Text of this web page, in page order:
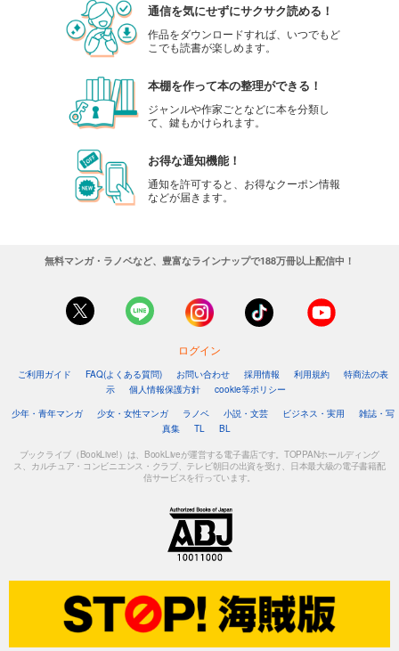
通信を気にせずにサクサク読める！
作品をダウンロードすれば、いつでもど
こでも読書が楽しめます。
本棚を作って本の整理ができる！
ジャンルや作家ごとなどに本を分類し
て、鍵もかけられます。
お得な通知機能！
通知を許可すると、お得なクーポン情報
などが届きます。
無料マンガ・ラノベなど、豊富なラインナップで188万冊以上配信中！
ログイン
ご利用ガイド FAQ(よくある質問) お問い合わせ 採用情報 利用規約
特商法の表
示
個人情報保護方針
cookie等ポリシー
少年・青年マンガ
少女・女性マンガ ラノベ 小説・文芸 ビジネス・実用
雑誌・写
真集
TL BL
ブックライブ（BookLive!）は、BookLiveが運営する電子書店です。TOPPANホールディング
ス、カルチュア・コンビニエンス・クラブ、テレビ朝日の出資を受け、日本最大級の電子書籍配
信サービスを行っています。